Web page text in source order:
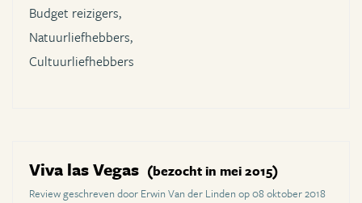
Budget reizigers,
Natuurliefhebbers,
Cultuurliefhebbers
Viva las Vegas (bezocht in mei 2015)
Review geschreven door Erwin Van der Linden op 08 oktober 2018